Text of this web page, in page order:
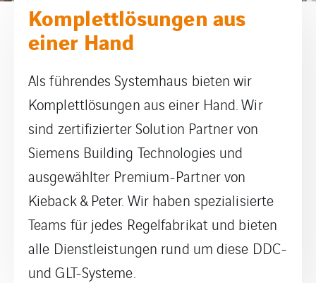
Komplettlösungen aus
einer Hand
Als führendes Systemhaus bieten wir
Komplettlösungen aus einer Hand. Wir
sind zertifizierter Solution Partner von
Siemens Building Technologies und
ausgewählter Premium-Partner von
Kieback & Peter. Wir haben spezialisierte
Teams für jedes Regelfabrikat und bieten
alle Dienstleistungen rund um diese DDC-
und GLT-Systeme.